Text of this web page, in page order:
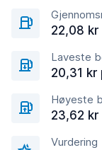
22,08
Laveste
20,31
Høyeste
23,62
Vurdering